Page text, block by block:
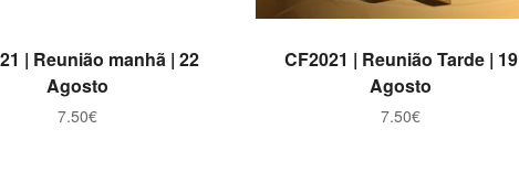
ADICIONAR
| Reunião manhã | 22
Agosto
7.50€
ADICIONAR
CF2021 | Reunião Tarde | 19
Agosto
7.50€